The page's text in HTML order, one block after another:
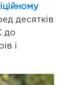
десятків
до
і